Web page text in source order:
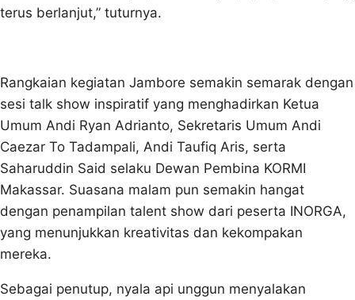
terus berlanjut,” tuturnya.
Rangkaian kegiatan Jambore semakin semarak dengan
sesi talk show inspiratif yang menghadirkan Ketua
Umum Andi Ryan Adrianto, Sekretaris Umum Andi
Caezar To Tadampali, Andi Taufiq Aris, serta
Saharuddin Said selaku Dewan Pembina KORMI
Makassar. Suasana malam pun semakin hangat
dengan penampilan talent show dari peserta INORGA,
yang menunjukkan kreativitas dan kekompakan
mereka.
Sebagai penutup, nyala api unggun menyalakan